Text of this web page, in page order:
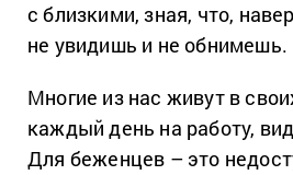
с близкими, зная, что,
не увидишь и не обнимешь.
Многие из нас живут в
каждый день на работу,
Для беженцев – это